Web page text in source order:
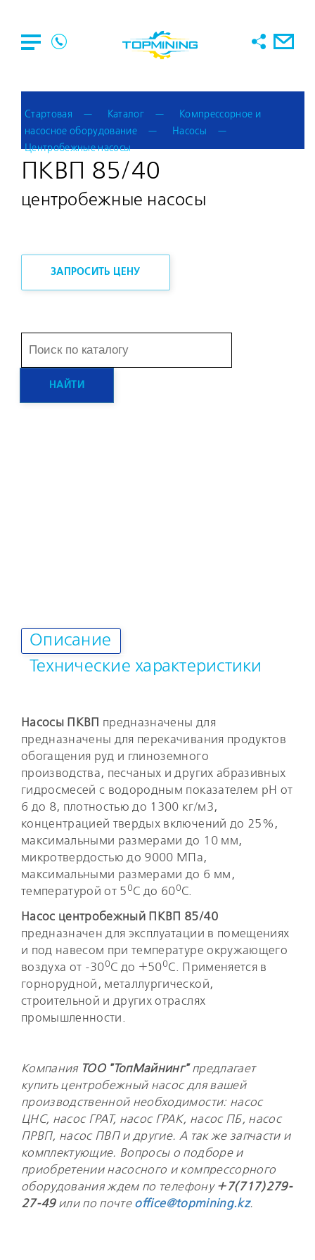
Стартовая Каталог
Компрессорное и
насосное оборудование
Насосы
Центробежные насосы
ПКВП 85/40
центробежные насосы
ЗАПРОСИТЬ ЦЕНУ
Описание
Технические характеристики
Насосы ПКВП
предназначены для
предназначены для перекачивания продуктов
обогащения руд и глиноземного
производства, песчаных и других абразивных
гидросмесей с водородным показателем pH от
6 до 8, плотностью до 1300 кг/м3,
концентрацией твердых включений до 25%,
максимальными размерами до 10 мм,
микротвердостью до 9000 МПа,
максимальными размерами до 6 мм,
температурой от 5 0С до 600С.
Насос центробежный ПКВП 85/40
предназначен для эксплуатации в помещениях
и под навесом при температуре окружающего
воздуха от -300С до +500С. Применяется в
горнорудной, металлургической,
строительной и других отраслях
промышленности.
Компания ТОО "ТопМайнинг" предлагает
купить центробежный насос для вашей
производственной необходимости: насос
ЦНС, насос ГРАТ, насос ГРАК, насос ПБ, насос
ПРВП, насос ПВП и другие. А так же запчасти и
комплектующие. Вопросы о подборе и
приобретении насосного и компрессорного
оборудования ждем по телефону +7(717)279-
27-49или по почте office@topmining.kz.